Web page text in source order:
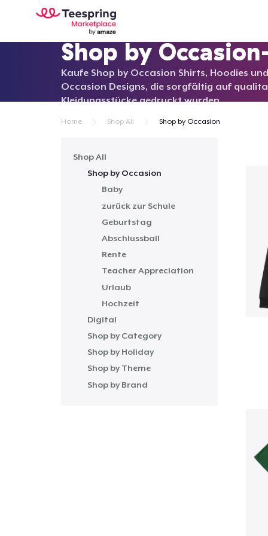
Shop by
Kaufe Shop by Occasion Shirts, Hoodies
Occasion Designs, die sorgfältig auf
Kleidungsstücke gedruckt wurden.
Home Shop All Shop by Occasion
Shop All
Shop by Occasion
Baby
zurück zur Schule
Geburtstag
Abschlussball
Rente
Teacher Appreciation
Urlaub
Hochzeit
Digital
Shop by Category
Shop by Holiday
Shop by Theme
Shop by Brand